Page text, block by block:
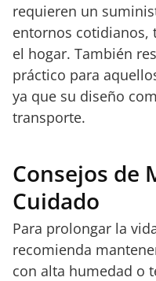
requieren un
entornos cotidianos,
el hogar. También
práctico para
ya que su diseño
transporte.
Consejos de
Cuidado
Para prolongar la
recomienda
con alta humedad o